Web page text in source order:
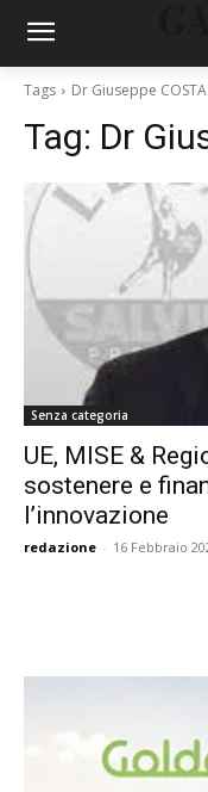
Tags Dr Giuseppe COSTA
Tag: Dr
Senza categoria
UE, MISE &
sostenere e
l’innovazione
redazione - 16 Febbraio